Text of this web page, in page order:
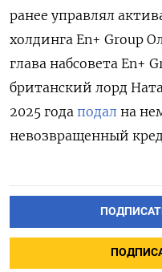
ранее управлял
холдинга En+ Group
глава набсовета En+
британский лорд
2025 года подал на
невозвращенный